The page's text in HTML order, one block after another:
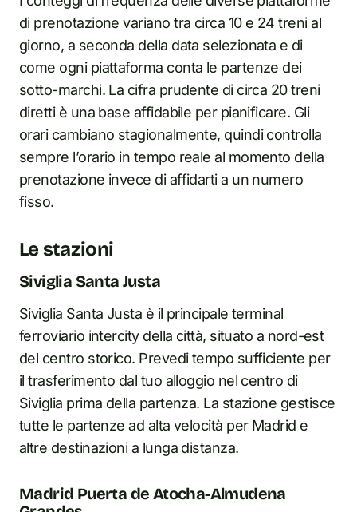
di prenotazione variano tra circa 10 e 24 treni al
giorno, a seconda della data selezionata e di
come ogni piattaforma conta le partenze dei
sotto-marchi. La cifra prudente di circa 20 treni
diretti è una base affidabile per pianificare. Gli
orari cambiano stagionalmente, quindi controlla
sempre l’orario in tempo reale al momento della
prenotazione invece di affidarti a un numero
fisso.
Le stazioni
Siviglia Santa Justa
Siviglia Santa Justa è il principale terminal
ferroviario intercity della città, situato a nord-est
del centro storico. Prevedi tempo sufficiente per
il trasferimento dal tuo alloggio nel centro di
Siviglia prima della partenza. La stazione gestisce
tutte le partenze ad alta velocità per Madrid e
altre destinazioni a lunga distanza.
Madrid Puerta de Atocha-Almudena